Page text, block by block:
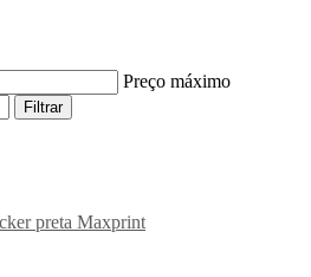
Preço máximo
Filtrar
preta Maxprint